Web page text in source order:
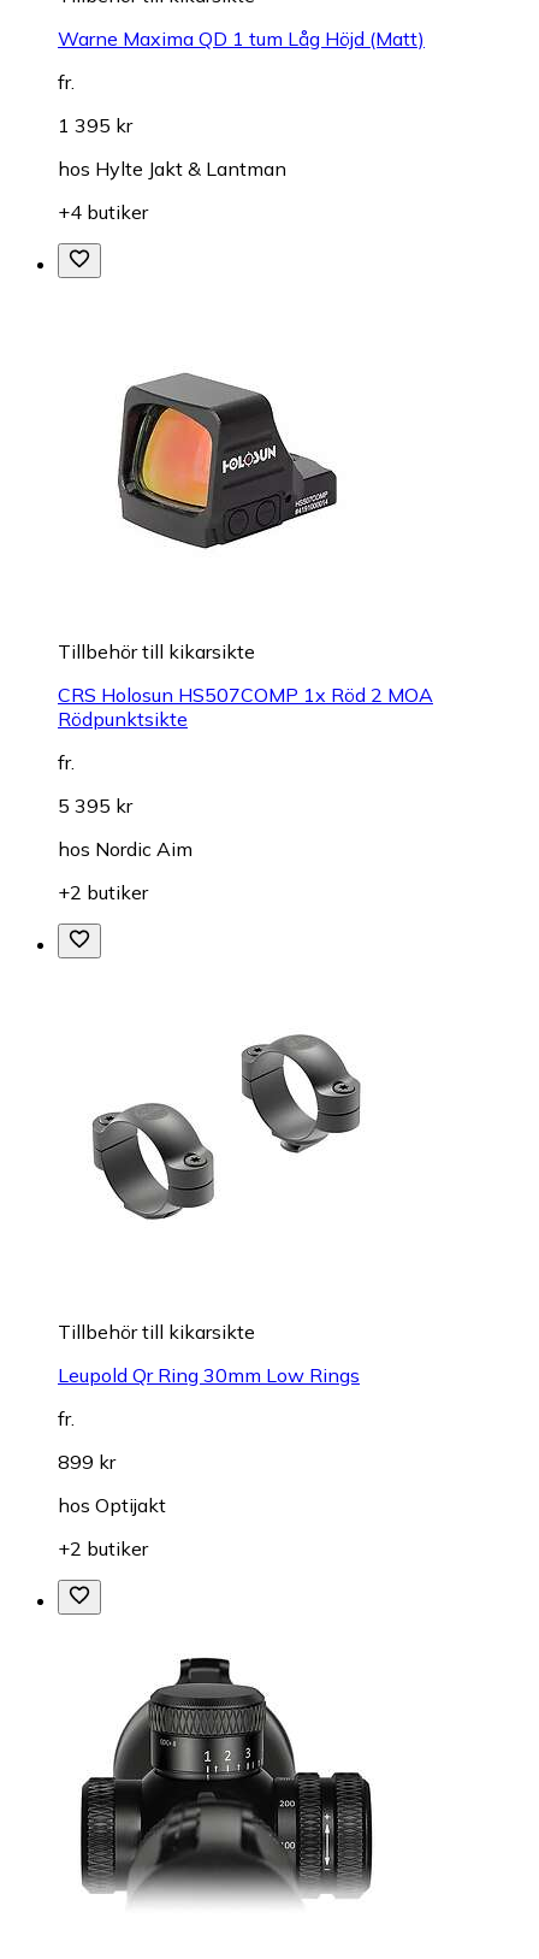
Warne Maxima QD 1 tum Låg Höjd (Matt)
fr.
1 395 kr
hos Hylte Jakt & Lantman
+4 butiker
Tillbehör till kikarsikte
CRS Holosun HS507COMP 1x Röd 2 MOA
Rödpunktsikte
fr.
5 395 kr
hos Nordic Aim
+2 butiker
Tillbehör till kikarsikte
Leupold Qr Ring 30mm Low Rings
fr.
899 kr
hos Optijakt
+2 butiker